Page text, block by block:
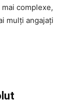
complexe,
mulți angajați